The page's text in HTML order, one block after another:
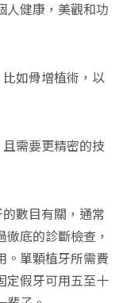
人健康，美觀和功
如骨增植術，以
需要更精密的技
數目有關，通常
底的診斷檢查，
。單顆植牙所需費
定假牙可用五至十